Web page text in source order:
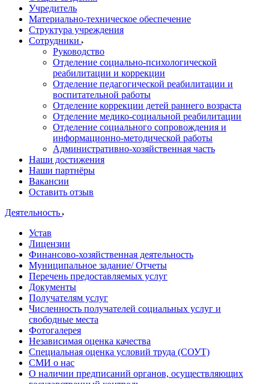
Учредитель
Материально-техническое обеспечение
Структура учреждения
Сотрудники
Руководство
Отделение социально-психологической
реабилитации и коррекции
Отделение педагогической реабилитации и
воспитательной работы
Отделение коррекции детей раннего возраста
Отделение медико-социальной реабилитации
Отделение социального сопровождения и
информационно-методической работы
Административно-хозяйственная часть
Наши достижения
Наши партнёры
Вакансии
Оставить отзыв
Деятельность
Устав
Лицензии
Финансово-хозяйственная деятельность
Муниципальное задание/ Отчеты
Перечень предоставляемых услуг
Документы
Получателям услуг
Численность получателей социальных услуг и
свободные места
Фотогалерея
Независимая оценка качества
Специальная оценка условий труда (СОУТ)
СМИ о нас
О наличии предписаний органов, осуществляющих